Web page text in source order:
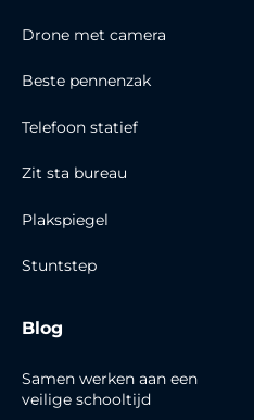
Drone met camera
Beste pennenzak
Telefoon statief
Zit sta bureau
Plakspiegel
Stuntstep
Blog
Samen werken aan een
veilige schooltijd